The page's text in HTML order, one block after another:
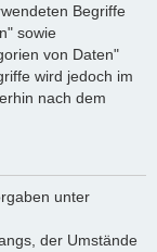
Begriffe
sowie
von Daten"
wird jedoch im
nach dem
unter
der Umstände